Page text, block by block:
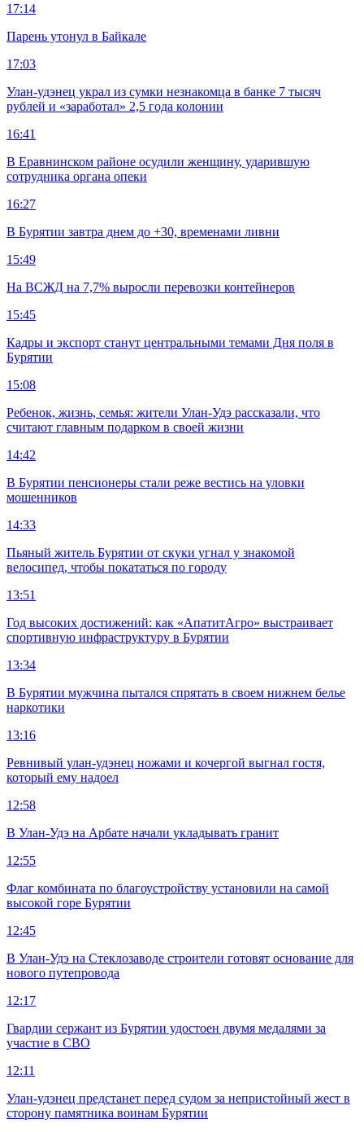
17:14
Парень утонул в Байкале
17:03
Улан-удэнец украл из сумки незнакомца в банке 7 тысяч
рублей и «заработал» 2,5 года колонии
16:41
В Еравнинском районе осудили женщину, ударившую
сотрудника органа опеки
16:27
В Бурятии завтра днем до +30, временами ливни
15:49
На ВСЖД на 7,7% выросли перевозки контейнеров
15:45
Кадры и экспорт станут центральными темами Дня поля в
Бурятии
15:08
Ребенок, жизнь, семья: жители Улан-Удэ рассказали, что
считают главным подарком в своей жизни
14:42
В Бурятии пенсионеры стали реже вестись на уловки
мошенников
14:33
Пьяный житель Бурятии от скуки угнал у знакомой
велосипед, чтобы покататься по городу
13:51
Год высоких достижений: как «АпатитАгро» выстраивает
спортивную инфраструктуру в Бурятии
13:34
В Бурятии мужчина пытался спрятать в своем нижнем белье
наркотики
13:16
Ревнивый улан-удэнец ножами и кочергой выгнал гостя,
который ему надоел
12:58
В Улан-Удэ на Арбате начали укладывать гранит
12:55
Флаг комбината по благоустройству установили на самой
высокой горе Бурятии
12:45
В Улан-Удэ на Стеклозаводе строители готовят основание для
нового путепровода
12:17
Гвардии сержант из Бурятии удостоен двумя медалями за
участие в СВО
12:11
Улан-удэнец предстанет перед судом за непристойный жест в
сторону памятника воинам Бурятии